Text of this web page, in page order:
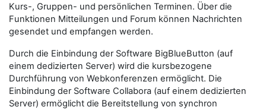
Kurs-, Gruppen- und persönlichen Terminen. Über die
Funktionen Mitteilungen und Forum können Nachrichten
gesendet und empfangen werden.
Durch die Einbindung der Software BigBlueButton (auf
einem dedizierten Server) wird die kursbezogene
Durchführung von Webkonferenzen ermöglicht. Die
Einbindung der Software Collabora (auf einem dedizierten
Server) ermöglicht die Bereitstellung von synchron